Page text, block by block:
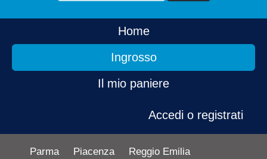
Home
Ingrosso
Il mio paniere
Accedi o registrati
Parma Piacenza Reggio Emilia